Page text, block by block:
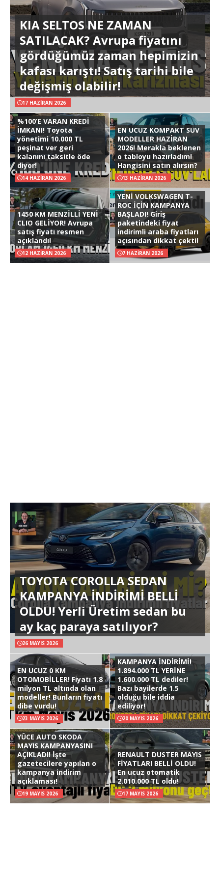
KIA SELTOS NE ZAMAN
SATILACAK? Avrupa fiyatını
gördüğümüz zaman hepimizin
kafası karıştı! Satış tarihi bile
değişmiş olabilir!
17 HAZIRAN 2026
%100’E VARAN KREDİ
İMKANI! Toyota
yönetimi 10.000 TL
peşinat ver geri
kalanını taksitle öde
diyor!
14 HAZIRAN 2026
EN UCUZ KOMPAKT SUV
MODELLER HAZİRAN
2026! Merakla beklenen
o tabloyu hazırladım!
Hangisini satın alırsın?
13 HAZIRAN 2026
1450 KM MENZİLLİ YENİ
CLIO GELİYOR! Avrupa
satış fiyatı resmen
açıklandı!
12 HAZIRAN 2026
YENİ VOLKSWAGEN T-
ROC İÇİN KAMPANYA
BAŞLADI! Giriş
paketindeki fiyat
indirimli araba fiyatları
açısından dikkat çekti!
7 HAZIRAN 2026
TOYOTA COROLLA SEDAN
KAMPANYA İNDİRİMİ BELLİ
OLDU! Yerli Üretim sedan bu
ay kaç paraya satılıyor?
26 MAYIS 2026
EN UCUZ 0 KM
OTOMOBİLLER! Fiyatı 1.8
milyon TL altında olan
modeller! Bunların fiyatı
dibe vurdu!
23 MAYIS 2026
KAMPANYA İNDİRİMİ!
1.894.000 TL YERİNE
1.600.000 TL dediler!
Bazı bayilerde 1.5
olduğu bile iddia
ediliyor!
20 MAYIS 2026
YÜCE AUTO SKODA
MAYIS KAMPANYASINI
AÇIKLADI! İşte
gazetecilere yapılan o
kampanya indirim
açıklaması!
19 MAYIS 2026
RENAULT DUSTER MAYIS
FİYATLARI BELLİ OLDU!
En ucuz otomatik
2.010.000 TL oldu!
17 MAYIS 2026